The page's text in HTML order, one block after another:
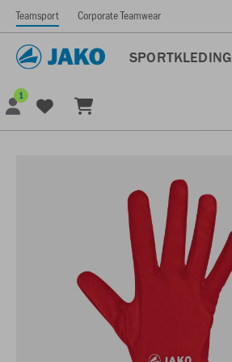
Teamsport Corporate Teamwear
SPORTKLEDING
1